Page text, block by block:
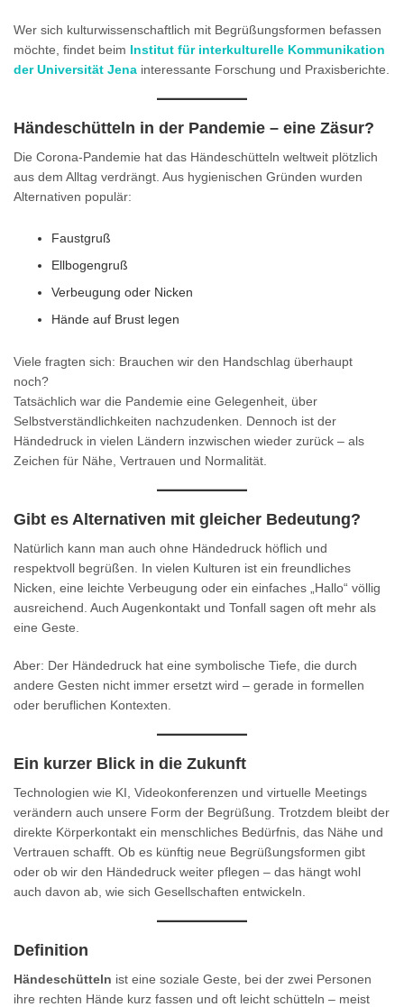
Wer sich kulturwissenschaftlich mit Begrüßungsformen befassen
möchte, findet beim Institut für interkulturelle Kommunikation
der Universität Jena interessante Forschung und Praxisberichte.
Händeschütteln in der Pandemie – eine Zäsur?
Die Corona-Pandemie hat das Händeschütteln weltweit plötzlich
aus dem Alltag verdrängt. Aus hygienischen Gründen wurden
Alternativen populär:
Faustgruß
Ellbogengruß
Verbeugung oder Nicken
Hände auf Brust legen
Viele fragten sich: Brauchen wir den Handschlag überhaupt
noch?
Tatsächlich war die Pandemie eine Gelegenheit, über
Selbstverständlichkeiten nachzudenken. Dennoch ist der
Händedruck in vielen Ländern inzwischen wieder zurück – als
Zeichen für Nähe, Vertrauen und Normalität.
Gibt es Alternativen mit gleicher Bedeutung?
Natürlich kann man auch ohne Händedruck höflich und
respektvoll begrüßen. In vielen Kulturen ist ein freundliches
Nicken, eine leichte Verbeugung oder ein einfaches „Hallo“ völlig
ausreichend. Auch Augenkontakt und Tonfall sagen oft mehr als
eine Geste.
Aber: Der Händedruck hat eine symbolische Tiefe, die durch
andere Gesten nicht immer ersetzt wird – gerade in formellen
oder beruflichen Kontexten.
Ein kurzer Blick in die Zukunft
Technologien wie KI, Videokonferenzen und virtuelle Meetings
verändern auch unsere Form der Begrüßung. Trotzdem bleibt der
direkte Körperkontakt ein menschliches Bedürfnis, das Nähe und
Vertrauen schafft. Ob es künftig neue Begrüßungsformen gibt
oder ob wir den Händedruck weiter pflegen – das hängt wohl
auch davon ab, wie sich Gesellschaften entwickeln.
Definition
Händeschütteln ist eine soziale Geste, bei der zwei Personen
ihre rechten Hände kurz fassen und oft leicht schütteln – meist